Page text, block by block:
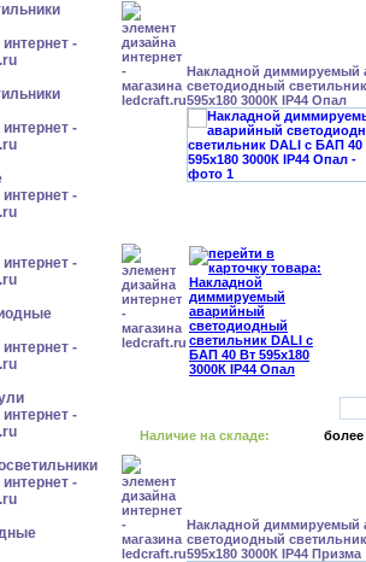
Накладной диммируемый
светодиодный
595x180 3000К IP44 Опал
Наличие на складе: более
Накладной диммируемый
светодиодный
595x180 3000К IP44 Призма